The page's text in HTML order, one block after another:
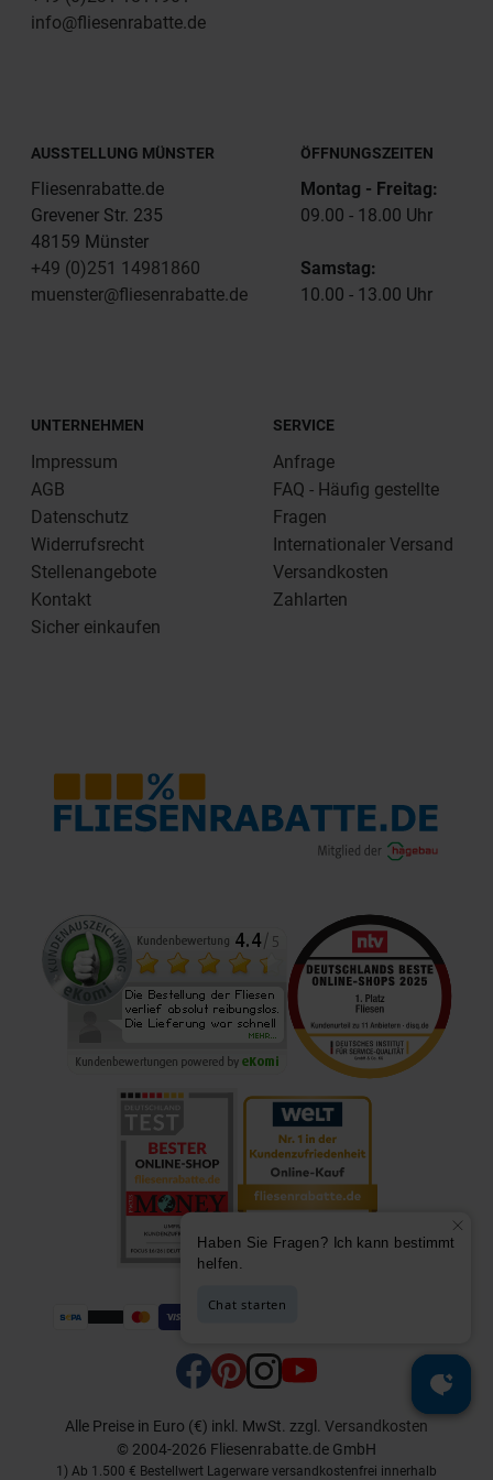
info@fliesenrabatte.de
AUSSTELLUNG MÜNSTER
Fliesenrabatte.de
Grevener Str. 235
48159 Münster
+49 (0)251 14981860
muenster@fliesenrabatte.de
ÖFFNUNGSZEITEN
Montag - Freitag:
09.00 - 18.00 Uhr
Samstag:
10.00 - 13.00 Uhr
UNTERNEHMEN
Impressum
AGB
Datenschutz
Widerrufsrecht
Stellenangebote
Kontakt
Sicher einkaufen
SERVICE
Anfrage
FAQ - Häufig gestellte
Fragen
Internationaler Versand
Versandkosten
Zahlarten
Alle Preise in Euro (€) inkl. MwSt. zzgl. Versandkosten
© 2004-2026 Fliesenrabatte.de GmbH
1) Ab 1.500 € Bestellwert Lagerware versandkostenfrei innerhalb